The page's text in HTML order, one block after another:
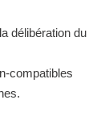
délibération du
compatibles